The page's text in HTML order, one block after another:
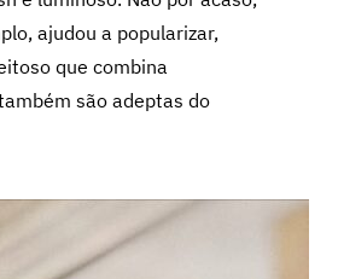
ajudou a popularizar,
que combina
são adeptas do